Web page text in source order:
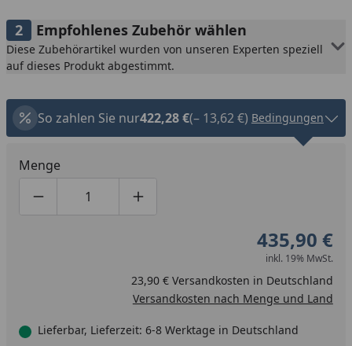
Empfohlenes Zubehör wählen
Diese Zubehörartikel wurden von unseren Experten speziell
auf dieses Produkt abgestimmt.
So zahlen Sie nur422,28 €(– 13,62 €) Bedingungen
Menge
Produktmenge um eins verringern
Produktmenge manuell eingeben
Produktmenge um eins erhöhen
435,90 €
inkl. 19% MwSt.
23,90 € Versandkosten in Deutschland
Versandkosten nach Menge und Land
Lieferbar, Lieferzeit: 6-8 Werktage in Deutschland